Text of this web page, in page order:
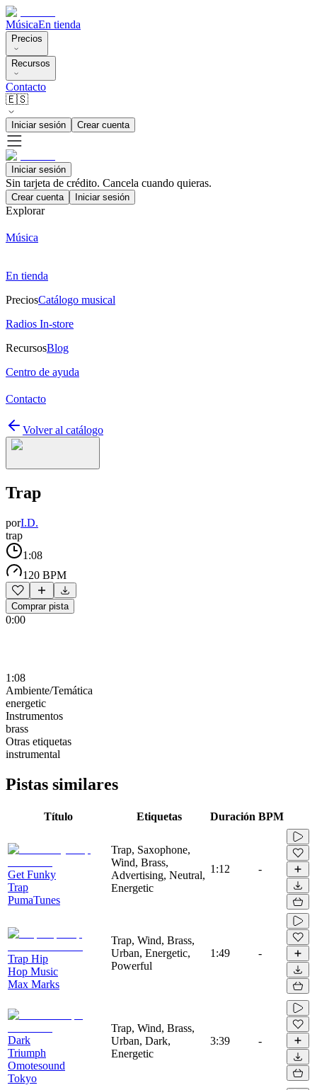
MúsicaEn tienda
Precios
Recursos
Contacto
🇪🇸
Iniciar sesión Crear cuenta
Iniciar sesión
Sin tarjeta de crédito. Cancela cuando quieras.
Crear cuenta Iniciar sesión
Explorar
Música
En tienda
PreciosCatálogo musical
Radios In-store
RecursosBlog
Centro de ayuda
Contacto
Volver al catálogo
Trap
porI.D.
trap
1:08
120 BPM
Comprar pista
0:00
1:08
Ambiente/Temática
energetic
Instrumentos
brass
Otras etiquetas
instrumental
Pistas similares
Título Etiquetas Duración BPM
Get Funky
Trap
PumaTunes
Trap, Saxophone,
Wind, Brass,
Advertising, Neutral,
Energetic
1:12 -
Trap Hip
Hop Music
Max Marks
Trap, Wind, Brass,
Urban, Energetic,
Powerful
1:49 -
Dark
Triumph
Omotesound
Tokyo
Trap, Wind, Brass,
Urban, Dark,
Energetic
3:39 -